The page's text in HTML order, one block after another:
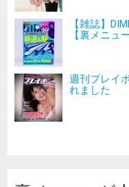
【雑誌】
【裏メニュ
週刊プレイ
れました